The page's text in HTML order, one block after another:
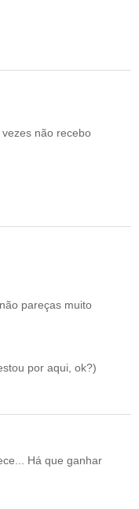
não recebo
pareças muito
por aqui, ok?)
Há que ganhar